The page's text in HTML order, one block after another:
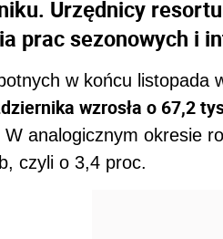
Urzędnicy
prac sezonowych i
w końcu listopada
wzrosła o 67,2
analogicznym okresie
czyli o 3,4 proc.